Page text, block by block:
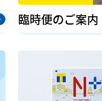
臨時便のご案内